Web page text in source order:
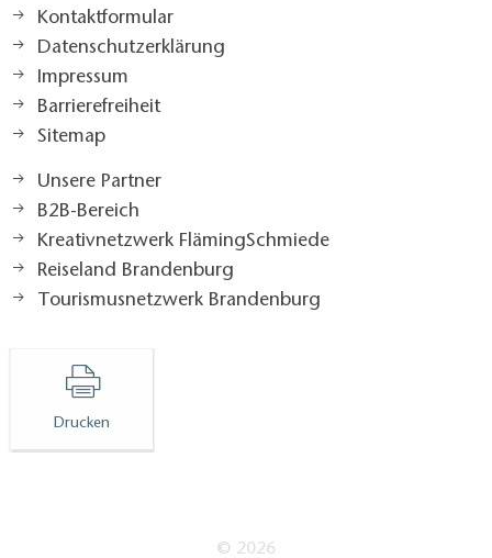
Kontaktformular
Datenschutzerklärung
Impressum
Barrierefreiheit
Sitemap
Unsere Partner
B2B-Bereich
Kreativnetzwerk FlämingSchmiede
Reiseland Brandenburg
Tourismusnetzwerk Brandenburg
Drucken
© 2026